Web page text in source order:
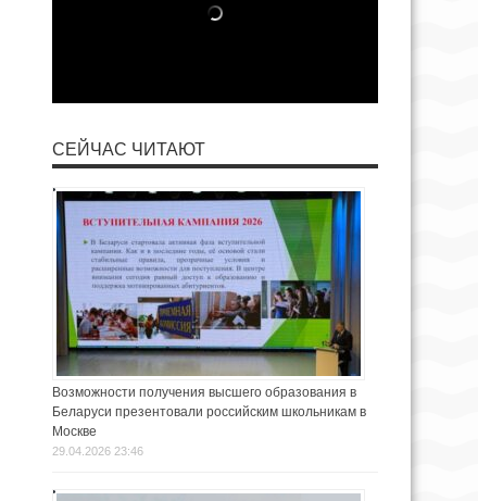
СЕЙЧАС ЧИТАЮТ
Возможности получения высшего образования в
Беларуси презентовали российским школьникам в
Москве
29.04.2026 23:46